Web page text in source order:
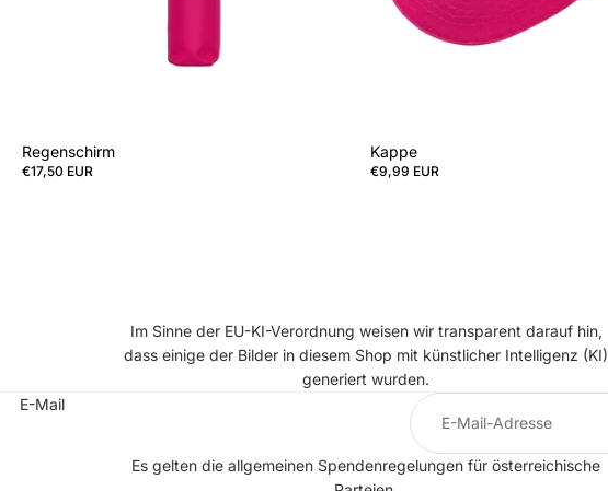
Regenschirm
€17,50 EUR
Kappe
€9,99 EUR
Im Sinne der EU-KI-Verordnung weisen wir transparent darauf hin,
dass einige der Bilder in diesem Shop mit künstlicher Intelligenz (KI)
generiert wurden.
E-Mail
Es gelten die allgemeinen Spendenregelungen für österreichische